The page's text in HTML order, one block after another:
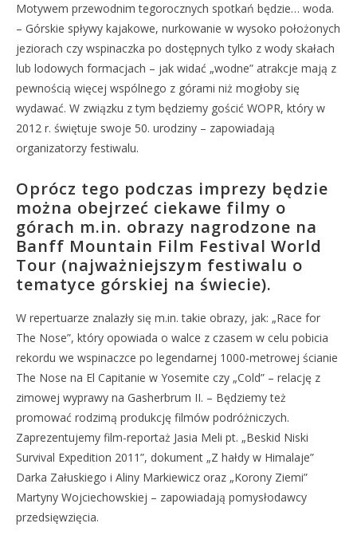
Motywem przewodnim tegorocznych spotkań będzie… woda.
– Górskie spływy kajakowe, nurkowanie w wysoko położonych
jeziorach czy wspinaczka po dostępnych tylko z wody skałach
lub lodowych formacjach – jak widać „wodne” atrakcje mają z
pewnością więcej wspólnego z górami niż mogłoby się
wydawać. W związku z tym będziemy gościć WOPR, który w
2012 r. świętuje swoje 50. urodziny – zapowiadają
organizatorzy festiwalu.
Oprócz tego podczas imprezy będzie
można obejrzeć ciekawe filmy o
górach m.in. obrazy nagrodzone na
Banff Mountain Film Festival World
Tour (najważniejszym festiwalu o
tematyce górskiej na świecie).
W repertuarze znalazły się m.in. takie obrazy, jak: „Race for
The Nose”, który opowiada o walce z czasem w celu pobicia
rekordu we wspinaczce po legendarnej 1000-metrowej ścianie
The Nose na El Capitanie w Yosemite czy „Cold” – relację z
zimowej wyprawy na Gasherbrum II. – Będziemy też
promować rodzimą produkcję filmów podróżniczych.
Zaprezentujemy film-reportaż Jasia Meli pt. „Beskid Niski
Survival Expedition 2011”, dokument „Z hałdy w Himalaje”
Darka Załuskiego i Aliny Markiewicz oraz „Korony Ziemi”
Martyny Wojciechowskiej – zapowiadają pomysłodawcy
przedsięwzięcia.